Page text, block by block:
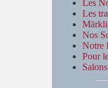
Les
Les
Nos
Notre
Pour